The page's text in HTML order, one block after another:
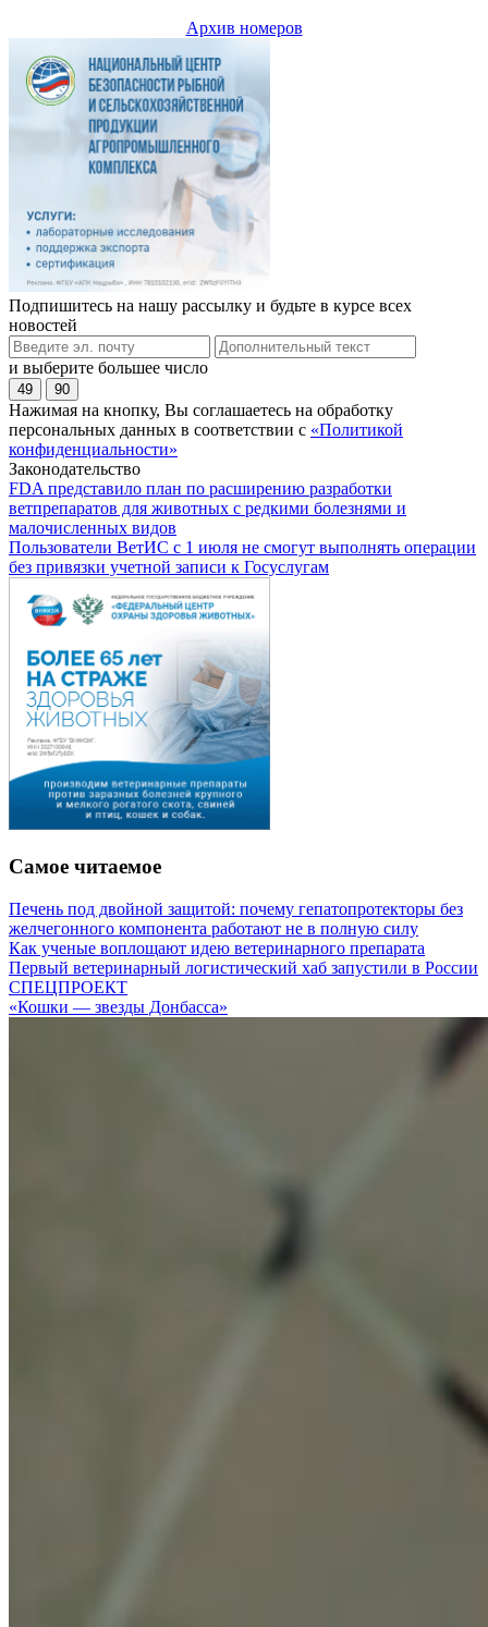
Архив номеров
Подпишитесь на нашу рассылку и будьте в курсе всех
новостей
и выберите большее число
49 90
Нажимая на кнопку, Вы соглашаетесь на обработку
персональных данных в соответствии с «Политикой
конфиденциальности»
Законодательство
FDA представило план по расширению разработки
ветпрепаратов для животных с редкими болезнями и
малочисленных видов
Пользователи ВетИС с 1 июля не смогут выполнять операции
без привязки учетной записи к Госуслугам
Самое читаемое
Печень под двойной защитой: почему гепатопротекторы без
желчегонного компонента работают не в полную силу
Как ученые воплощают идею ветеринарного препарата
Первый ветеринарный логистический хаб запустили в России
СПЕЦПРОЕКТ
«Кошки — звезды Донбасса»